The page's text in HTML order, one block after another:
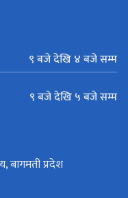
९ बजे देखि ४ बजे सम्म
९ बजे देखि ५ बजे सम्म
बागमती प्रदेश